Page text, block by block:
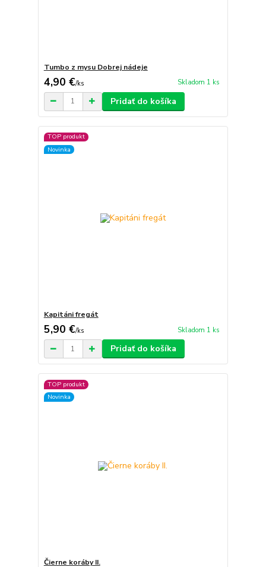
Tumbo z mysu Dobrej nádeje
4,90 €/ks Skladom 1 ks
Pridať do košíka
TOP produkt
Novinka
Kapitáni fregát
5,90 €/ks Skladom 1 ks
Pridať do košíka
TOP produkt
Novinka
Čierne koráby II.